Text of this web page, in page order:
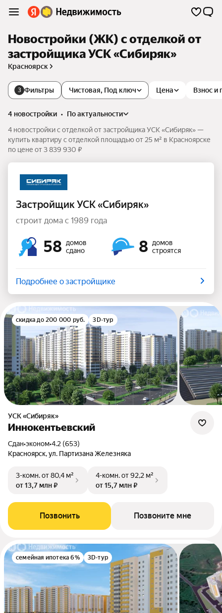
Новостройки (ЖК) с отделкой от
застройщика УСК «Сибиряк»
Красноярск
3 Фильтры Цена Взнос и
Чистовая, Под ключ
4 новостройки •
по актуальности
4 новостройки с отделкой от застройщика УСК «Сибиряк» —
купить квартиру с отделкой площадью от 25 м² в Красноярске
по цене от 3 839 930 ₽
Застройщик УСК «Сибиряк»
строит дома с 1989 года
58
домов
сдано
8
домов
строятся
Подробнее о застройщике
скидка до 200 000 руб. 3D-тур
УСК «Сибиряк»
Иннокентьевский
Сдан•эконом•4.2 (653)
Красноярск, ул. Партизана Железняка
3-комн.от 80,4 м²
от 13,7 млн ₽
4-комн.от 92,2 м²
от 15,7 млн ₽
Позвонить Позвоните мне
семейная ипотека 6% 3D-тур